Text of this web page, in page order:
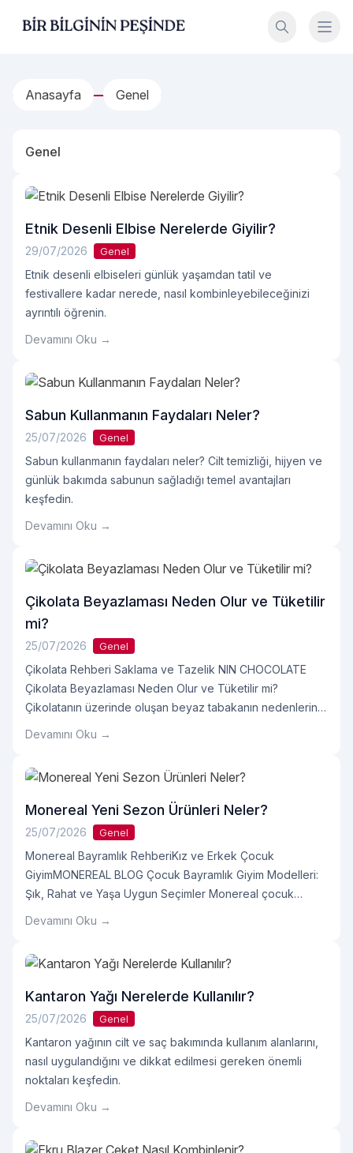
Bir Bilginin Peşinde!
Anasayfa Genel
Genel
Etnik Desenli Elbise Nerelerde Giyilir?
29/07/2026 Genel
Etnik desenli elbiseleri günlük yaşamdan tatil ve
festivallere kadar nerede, nasıl kombinleyebileceğinizi
ayrıntılı öğrenin.
Devamını Oku →
Sabun Kullanmanın Faydaları Neler?
25/07/2026 Genel
Sabun kullanmanın faydaları neler? Cilt temizliği, hijyen ve
günlük bakımda sabunun sağladığı temel avantajları
keşfedin.
Devamını Oku →
Çikolata Beyazlaması Neden Olur ve Tüketilir
mi?
25/07/2026 Genel
Çikolata Rehberi Saklama ve Tazelik NIN CHOCOLATE
Çikolata Beyazlaması Neden Olur ve Tüketilir mi?
Çikolatanın üzerinde oluşan beyaz tabakanın nedenlerini,
Okuma: 11 dk Kategori: Çikolata Rehberi Marka: Nin
Chocolate Okumaya devam et "Çikolata
Devamını Oku →
Monereal Yeni Sezon Ürünleri Neler?
25/07/2026 Genel
Monereal Bayramlık RehberiKız ve Erkek Çocuk
GiyimMONEREAL BLOG Çocuk Bayramlık Giyim Modelleri:
Şık, Rahat ve Yaşa Uygun Seçimler Monereal çocuk
Giyim›Çocuk Giyim Bayramlıklar Koleksiyon:
BayramlıklarKategori: Çocuk GiyimOdak: Şıklık ve Konfor
✦ ✦ ✦ Bayram Şıklığında HareketOkumaya devam et
"Monereal Yeni Sezon Ürünleri Neler?"
Devamını Oku →
Kantaron Yağı Nerelerde Kullanılır?
25/07/2026 Genel
Kantaron yağının cilt ve saç bakımında kullanım alanlarını,
nasıl uygulandığını ve dikkat edilmesi gereken önemli
noktaları keşfedin.
Devamını Oku →